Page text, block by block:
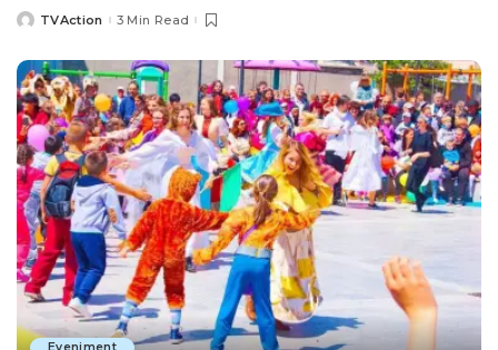
PostedTVAction 3 Min Read
Eveniment